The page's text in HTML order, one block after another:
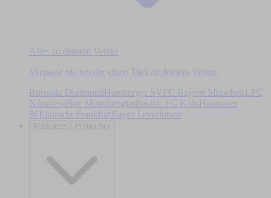
Alles zu deinem Verein
Verpasse nie wieder einen Titel zu deinem Verein.
Borussia DortmundHamburger SV FC Bayern München
1.FC
Nürnberg Bor. Mönchengladbach 1. FC Köln
Hannover
96Eintracht Frankfurt Bayer Leverkusen
Podcasts / Hörbücher